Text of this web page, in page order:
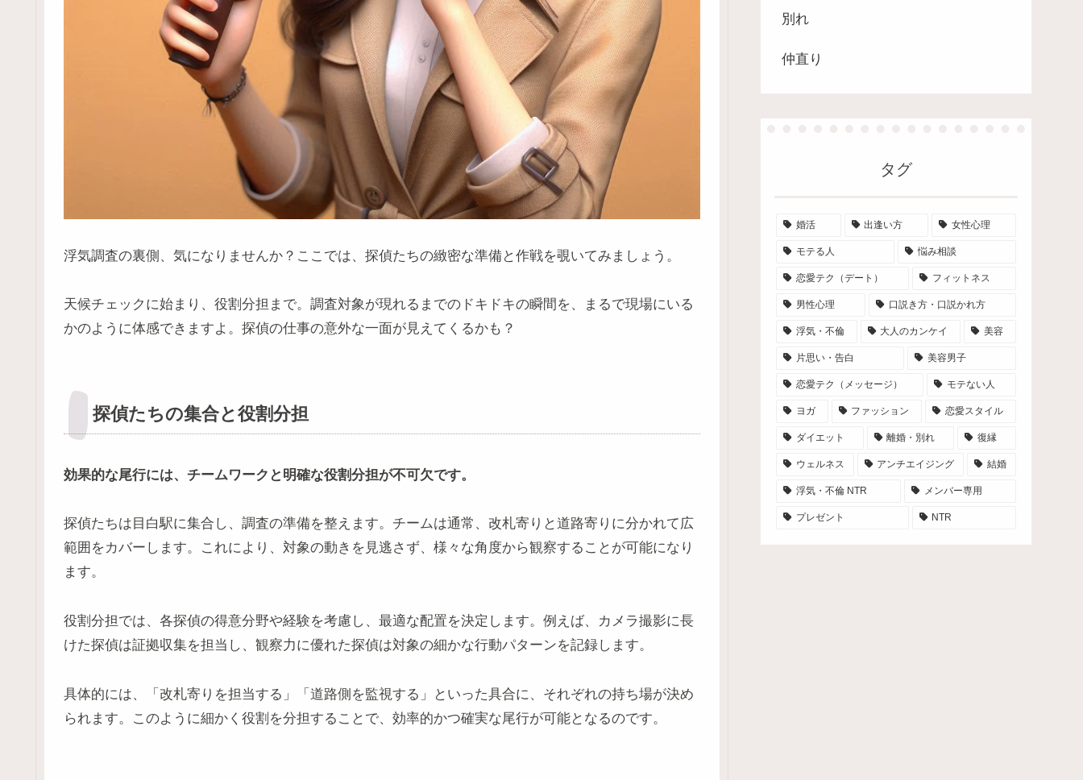
浮気調査の裏側、気になりませんか？ここでは、探偵たちの緻密な準備と作戦を覗いてみましょう。
天候チェックに始まり、役割分担まで。調査対象が現れるまでのドキドキの瞬間を、まるで現場にいる
かのように体感できますよ。探偵の仕事の意外な一面が見えてくるかも？
探偵たちの集合と役割分担
効果的な尾行には、チームワークと明確な役割分担が不可欠です。
探偵たちは目白駅に集合し、調査の準備を整えます。チームは通常、改札寄りと道路寄りに分かれて広
範囲をカバーします。これにより、対象の動きを見逃さず、様々な角度から観察することが可能になり
ます。
役割分担では、各探偵の得意分野や経験を考慮し、最適な配置を決定します。例えば、カメラ撮影に長
けた探偵は証拠収集を担当し、観察力に優れた探偵は対象の細かな行動パターンを記録します。
具体的には、「改札寄りを担当する」「道路側を監視する」といった具合に、それぞれの持ち場が決め
られます。このように細かく役割を分担することで、効率的かつ確実な尾行が可能となるのです。
別れ
仲直り
タグ
婚活 出逢い方 女性心理
モテる人 悩み相談
恋愛テク（デート） フィットネス
男性心理 口説き方・口説かれ方
浮気・不倫 大人のカンケイ 美容
片思い・告白 美容男子
恋愛テク（メッセージ） モテない人
ヨガ ファッション 恋愛スタイル
ダイエット 離婚・別れ 復縁
ウェルネス アンチエイジング 結婚
浮気・不倫 NTR メンバー専用
プレゼント NTR